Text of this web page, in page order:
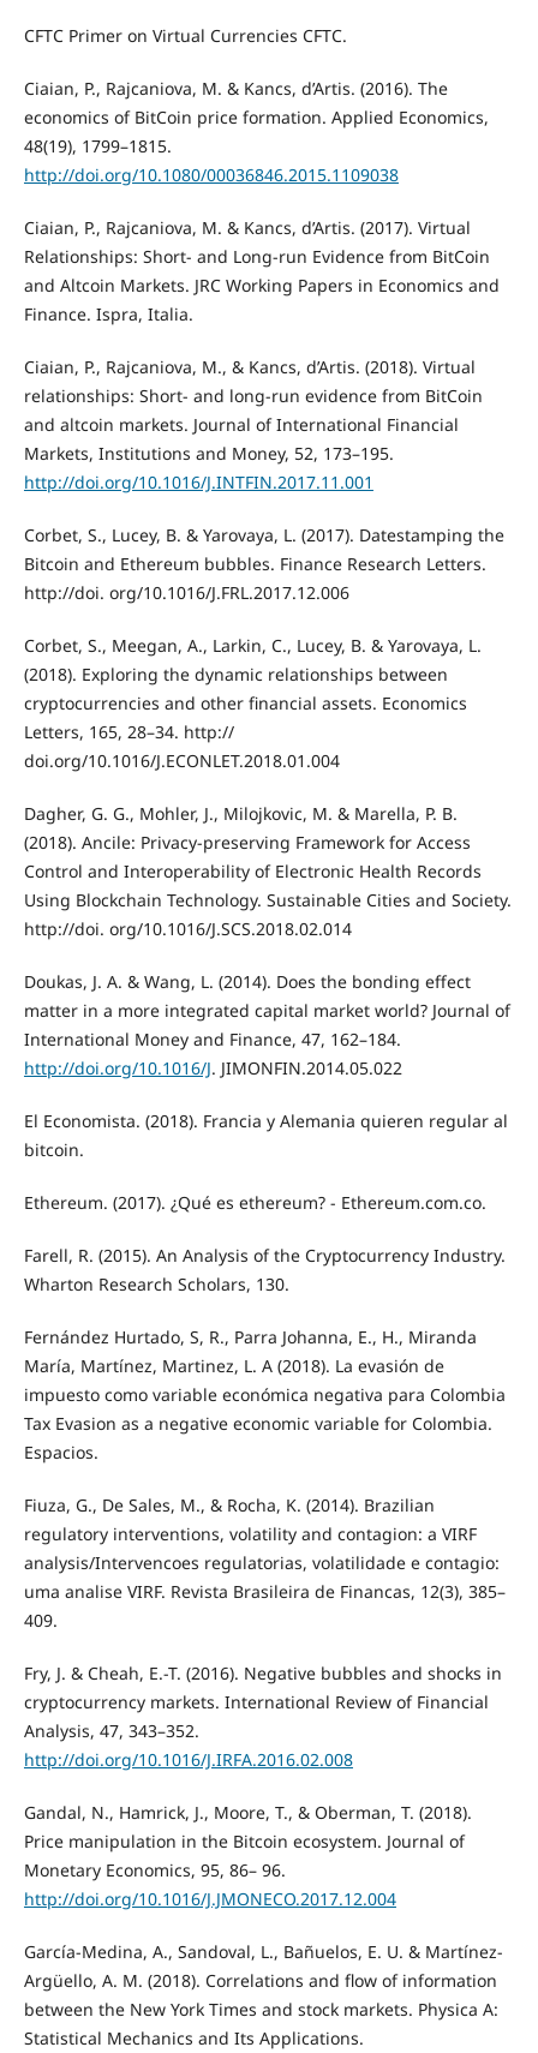
CFTC Primer on Virtual Currencies CFTC.
Ciaian, P., Rajcaniova, M. & Kancs, d’Artis. (2016). The
economics of BitCoin price formation. Applied Economics,
48(19), 1799–1815.
http://doi.org/10.1080/00036846.2015.1109038
Ciaian, P., Rajcaniova, M. & Kancs, d’Artis. (2017). Virtual
Relationships: Short- and Long-run Evidence from BitCoin
and Altcoin Markets. JRC Working Papers in Economics and
Finance. Ispra, Italia.
Ciaian, P., Rajcaniova, M., & Kancs, d’Artis. (2018). Virtual
relationships: Short- and long-run evidence from BitCoin
and altcoin markets. Journal of International Financial
Markets, Institutions and Money, 52, 173–195.
http://doi.org/10.1016/J.INTFIN.2017.11.001
Corbet, S., Lucey, B. & Yarovaya, L. (2017). Datestamping the
Bitcoin and Ethereum bubbles. Finance Research Letters.
http://doi. org/10.1016/J.FRL.2017.12.006
Corbet, S., Meegan, A., Larkin, C., Lucey, B. & Yarovaya, L.
(2018). Exploring the dynamic relationships between
cryptocurrencies and other financial assets. Economics
Letters, 165, 28–34. http://
doi.org/10.1016/J.ECONLET.2018.01.004
Dagher, G. G., Mohler, J., Milojkovic, M. & Marella, P. B.
(2018). Ancile: Privacy-preserving Framework for Access
Control and Interoperability of Electronic Health Records
Using Blockchain Technology. Sustainable Cities and Society.
http://doi. org/10.1016/J.SCS.2018.02.014
Doukas, J. A. & Wang, L. (2014). Does the bonding effect
matter in a more integrated capital market world? Journal of
International Money and Finance, 47, 162–184.
http://doi.org/10.1016/J. JIMONFIN.2014.05.022
El Economista. (2018). Francia y Alemania quieren regular al
bitcoin.
Ethereum. (2017). ¿Qué es ethereum? - Ethereum.com.co.
Farell, R. (2015). An Analysis of the Cryptocurrency Industry.
Wharton Research Scholars, 130.
Fernández Hurtado, S, R., Parra Johanna, E., H., Miranda
María, Martínez, Martinez, L. A (2018). La evasión de
impuesto como variable económica negativa para Colombia
Tax Evasion as a negative economic variable for Colombia.
Espacios.
Fiuza, G., De Sales, M., & Rocha, K. (2014). Brazilian
regulatory interventions, volatility and contagion: a VIRF
analysis/Intervencoes regulatorias, volatilidade e contagio:
uma analise VIRF. Revista Brasileira de Financas, 12(3), 385–
409.
Fry, J. & Cheah, E.-T. (2016). Negative bubbles and shocks in
cryptocurrency markets. International Review of Financial
Analysis, 47, 343–352.
http://doi.org/10.1016/J.IRFA.2016.02.008
Gandal, N., Hamrick, J., Moore, T., & Oberman, T. (2018).
Price manipulation in the Bitcoin ecosystem. Journal of
Monetary Economics, 95, 86– 96.
http://doi.org/10.1016/J.JMONECO.2017.12.004
García-Medina, A., Sandoval, L., Bañuelos, E. U. & Martínez-
Argüello, A. M. (2018). Correlations and flow of information
between the New York Times and stock markets. Physica A:
Statistical Mechanics and Its Applications.